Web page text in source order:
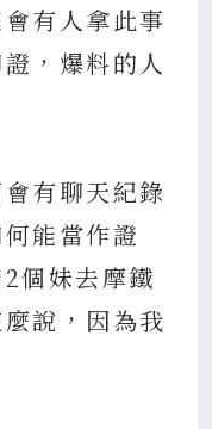
有人拿此事
，爆料的人
有聊天紀錄
能當作證
個妹去摩鐵
說，因為我